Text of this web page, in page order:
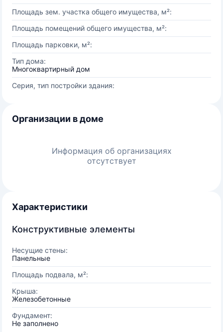
Площадь зем. участка общего имущества, м²:
Площадь помещений общего имущества, м²:
Площадь парковки, м²:
Тип дома:
Многоквартирный дом
Серия, тип постройки здания:
Организации в доме
Информация об организациях
отсутствует
Характеристики
Конструктивные элементы
Несущие стены:
Панельные
Площадь подвала, м²:
Крыша:
Железобетонные
Фундамент:
Не заполнено